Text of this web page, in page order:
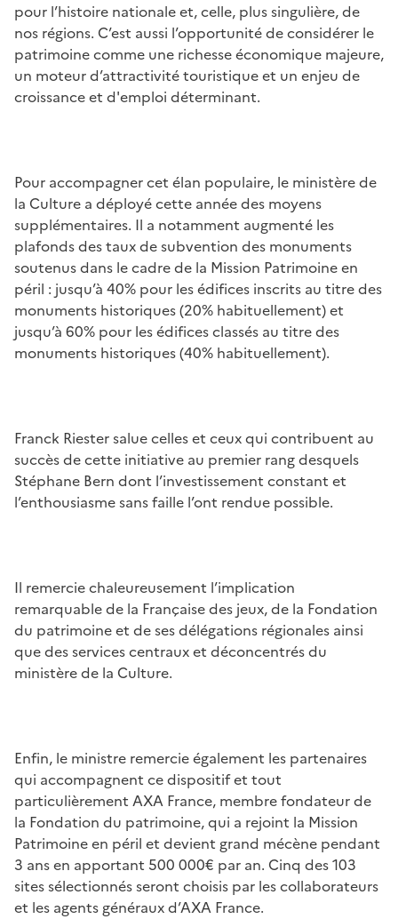
pour l’histoire nationale et, celle, plus singulière, de
nos régions. C’est aussi l’opportunité de considérer le
patrimoine comme une richesse économique majeure,
un moteur d’attractivité touristique et un enjeu de
croissance et d'emploi déterminant.
Pour accompagner cet élan populaire, le ministère de
la Culture a déployé cette année des moyens
supplémentaires. Il a notamment augmenté les
plafonds des taux de subvention des monuments
soutenus dans le cadre de la Mission Patrimoine en
péril : jusqu’à 40% pour les édifices inscrits au titre des
monuments historiques (20% habituellement) et
jusqu’à 60% pour les édifices classés au titre des
monuments historiques (40% habituellement).
Franck Riester salue celles et ceux qui contribuent au
succès de cette initiative au premier rang desquels
Stéphane Bern dont l’investissement constant et
l’enthousiasme sans faille l’ont rendue possible.
Il remercie chaleureusement l’implication
remarquable de la Française des jeux, de la Fondation
du patrimoine et de ses délégations régionales ainsi
que des services centraux et déconcentrés du
ministère de la Culture.
Enfin, le ministre remercie également les partenaires
qui accompagnent ce dispositif et tout
particulièrement AXA France, membre fondateur de
la Fondation du patrimoine, qui a rejoint la Mission
Patrimoine en péril et devient grand mécène pendant
3 ans en apportant 500 000€ par an. Cinq des 103
sites sélectionnés seront choisis par les collaborateurs
et les agents généraux d’AXA France.